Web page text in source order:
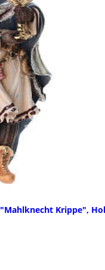
Krippe",